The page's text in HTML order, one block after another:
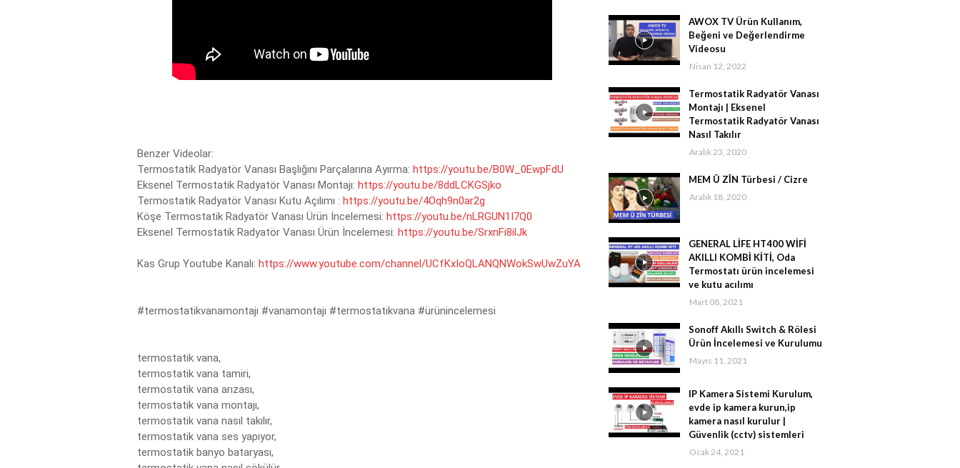
Benzer Videolar:
Termostatik Radyatör Vanası Başlığını Parçalarına Ayırma: https://youtu.be/B0W_0EwpFdU
Eksenel Termostatik Radyatör Vanası Montajı: https://youtu.be/8ddLCKGSjko
Termostatik Radyatör Vanası Kutu Açılımı : https://youtu.be/4Oqh9n0ar2g
Köşe Termostatik Radyatör Vanası Ürün İncelemesi: https://youtu.be/nLRGUN1I7Q0
Eksenel Termostatik Radyatör Vanası Ürün İncelemesi: https://youtu.be/SrxnFi8ilJk
Kas Grup Youtube Kanalı: https://www.youtube.com/channel/UCfKxIoQLANQNWokSwUwZuYA
#termostatikvanamontajı #vanamontajı #termostatikvana #ürünincelemesi
termostatik vana,
termostatik vana tamiri,
termostatik vana arızası,
termostatik vana montajı,
termostatik vana nasıl takılır,
termostatik vana ses yapıyor,
termostatik banyo bataryası,
AWOX TV Ürün Kullanım,
Beğeni ve Değerlendirme
Videosu
Nisan 12, 2022
Termostatik Radyatör Vanası
Montajı | Eksenel
Termostatik Radyatör Vanası
Nasıl Takılır
Aralık 23, 2020
MEM Û ZÎN Türbesi / Cizre
Aralık 18, 2020
GENERAL LİFE HT400 WİFİ
AKILLI KOMBİ KİTİ, Oda
Termostatı ürün incelemesi
ve kutu acılımı
Mart 08, 2021
Sonoff Akıllı Switch & Rölesi
Ürün İncelemesi ve Kurulumu
Mayıs 11, 2021
IP Kamera Sistemi Kurulum,
evde ip kamera kurun,ip
kamera nasıl kurulur |
Güvenlik (cctv) sistemleri
Ocak 24, 2021